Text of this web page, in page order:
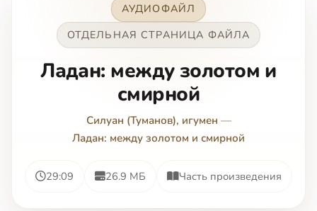
АУДИОФАЙЛ
ОТДЕЛЬНАЯ СТРАНИЦА ФАЙЛА
Ладан: между золотом и
смирной
Силуан (Туманов), игумен —
Ладан: между золотом и смирной
29:09 26.9 МБ Часть произведения